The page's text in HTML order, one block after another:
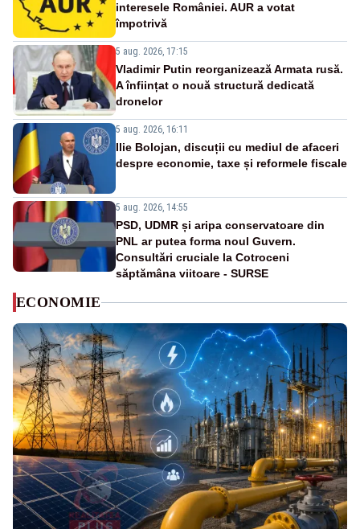
interesele României. AUR a votat
împotrivă
5 aug. 2026, 17:15
Vladimir Putin reorganizează Armata rusă.
A înființat o nouă structură dedicată
dronelor
5 aug. 2026, 16:11
Ilie Bolojan, discuții cu mediul de afaceri
despre economie, taxe și reformele fiscale
5 aug. 2026, 14:55
PSD, UDMR și aripa conservatoare din
PNL ar putea forma noul Guvern.
Consultări cruciale la Cotroceni
săptămâna viitoare - SURSE
ECONOMIE